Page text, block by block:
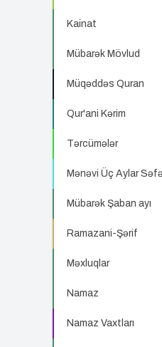
Kainat
Mübarək Mövlud
Müqəddəs Quran
Qur'ani Kərim
Tərcümələr
Mənəvi Üç Aylar
Mübarək Şaban ayı
Ramazani-Şərif
Məxluqlar
Namaz
Namaz Vaxtları